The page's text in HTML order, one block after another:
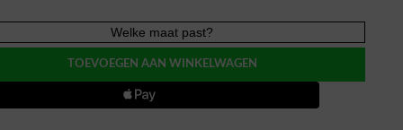
Welke maat past?
TOEVOEGEN AAN WINKELWAGEN